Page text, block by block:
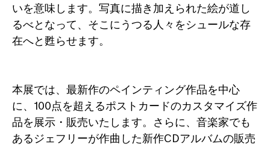
いを意味します。写真に描き加えられた絵が道し
るべとなって、そこにうつる人々をシュールな存
在へと甦らせます。
本展では、最新作のペインティング作品を中心
に、100点を超えるポストカードのカスタマイズ作
品を展示・販売いたします。さらに、音楽家でも
あるジェフリーが作曲した新作CDアルバムの販売